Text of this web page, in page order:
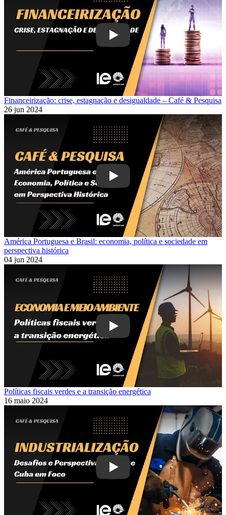
Play
Financeirização: crise, estagnação e desigualdade – Café & Pesquisa
26 jun 2024
Play
América Portuguesa e Brasil: economia, política e sociedade em
perspectiva histórica
04 jun 2024
Play
Políticas fiscais verdes e a transição energética
16 maio 2024
Play